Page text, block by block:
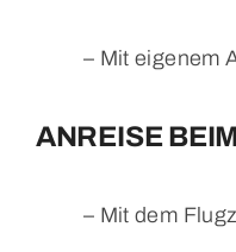
– Mit eigenem
ANREISE
– Mit dem